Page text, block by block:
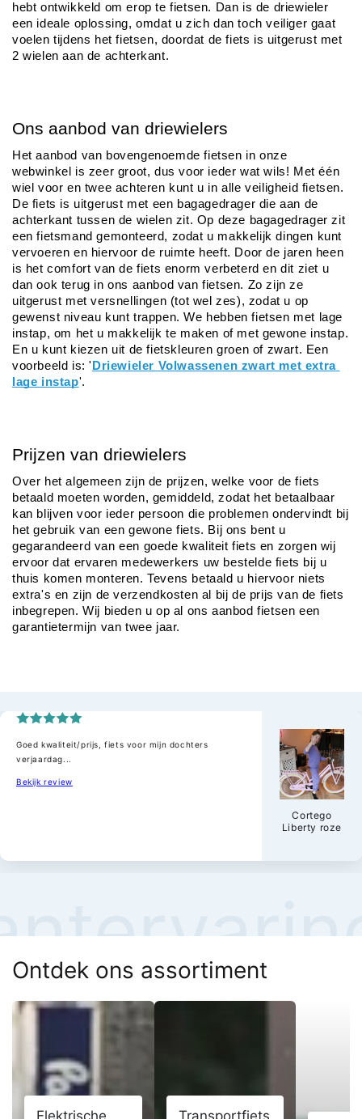
hebt ontwikkeld om erop te fietsen. Dan is de driewieler
een ideale oplossing, omdat u zich dan toch veiliger gaat
voelen tijdens het fietsen, doordat de fiets is uitgerust met
2 wielen aan de achterkant.
Ons aanbod van driewielers
Het aanbod van bovengenoemde fietsen in onze
webwinkel is zeer groot, dus voor ieder wat wils! Met één
wiel voor en twee achteren kunt u in alle veiligheid fietsen.
De fiets is uitgerust met een bagagedrager die aan de
achterkant tussen de wielen zit. Op deze bagagedrager zit
een fietsmand gemonteerd, zodat u makkelijk dingen kunt
vervoeren en hiervoor de ruimte heeft. Door de jaren heen
is het comfort van de fiets enorm verbeterd en dit ziet u
dan ook terug in ons aanbod van fietsen. Zo zijn ze
uitgerust met versnellingen (tot wel zes), zodat u op
gewenst niveau kunt trappen. We hebben fietsen met lage
instap, om het u makkelijk te maken of met gewone instap.
En u kunt kiezen uit de fietskleuren groen of zwart. Een
voorbeeld is: ' Driewieler Volwassenen zwart met extra
lage instap'.
Prijzen van driewielers
Over het algemeen zijn de prijzen, welke voor de fiets
betaald moeten worden, gemiddeld, zodat het betaalbaar
kan blijven voor ieder persoon die problemen ondervindt bij
het gebruik van een gewone fiets. Bij ons bent u
gegarandeerd van een goede kwaliteit fiets en zorgen wij
ervoor dat ervaren medewerkers uw bestelde fiets bij u
thuis komen monteren. Tevens betaald u hiervoor niets
extra's en zijn de verzendkosten al bij de prijs van de fiets
inbegrepen. Wij bieden u op al ons aanbod fietsen een
garantietermijn van twee jaar.
Goed kwaliteit/prijs, fiets voor mijn dochters
verjaardag...
Bekijk review
Cortego
Liberty roze
Ontdek ons assortiment
Elektrische Transportfiets